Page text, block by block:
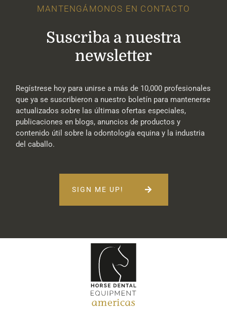
MANTENGÁMONOS EN CONTACTO
Suscriba a nuestra
newsletter
Regístrese hoy para unirse a más de 10,000 profesionales
que ya se suscribieron a nuestro boletín para mantenerse
actualizados sobre las últimas ofertas especiales,
publicaciones en blogs, anuncios de productos y
contenido útil sobre la odontología equina y la industria
del caballo.
SIGN ME UP!